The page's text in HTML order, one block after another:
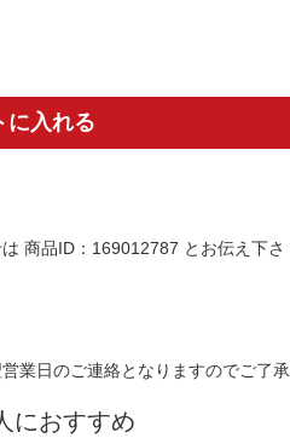
に入れる
商品ID：169012787 とお伝え下さ
業日のご連絡となりますのでご了承
におすすめ